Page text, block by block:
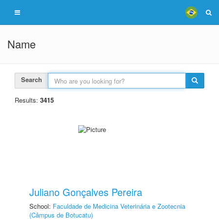
Name
Search
Results: 3415
Juliano Gonçalves Pereira
School: Faculdade de Medicina Veterinária e Zootecnia
(Câmpus de Botucatu)